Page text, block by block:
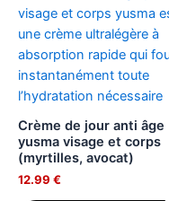
Crème de jour anti âge
yusma visage et corps
(myrtilles, avocat)
12.99 €